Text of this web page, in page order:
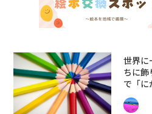
世界に
ちに
で「に
催！
12日・